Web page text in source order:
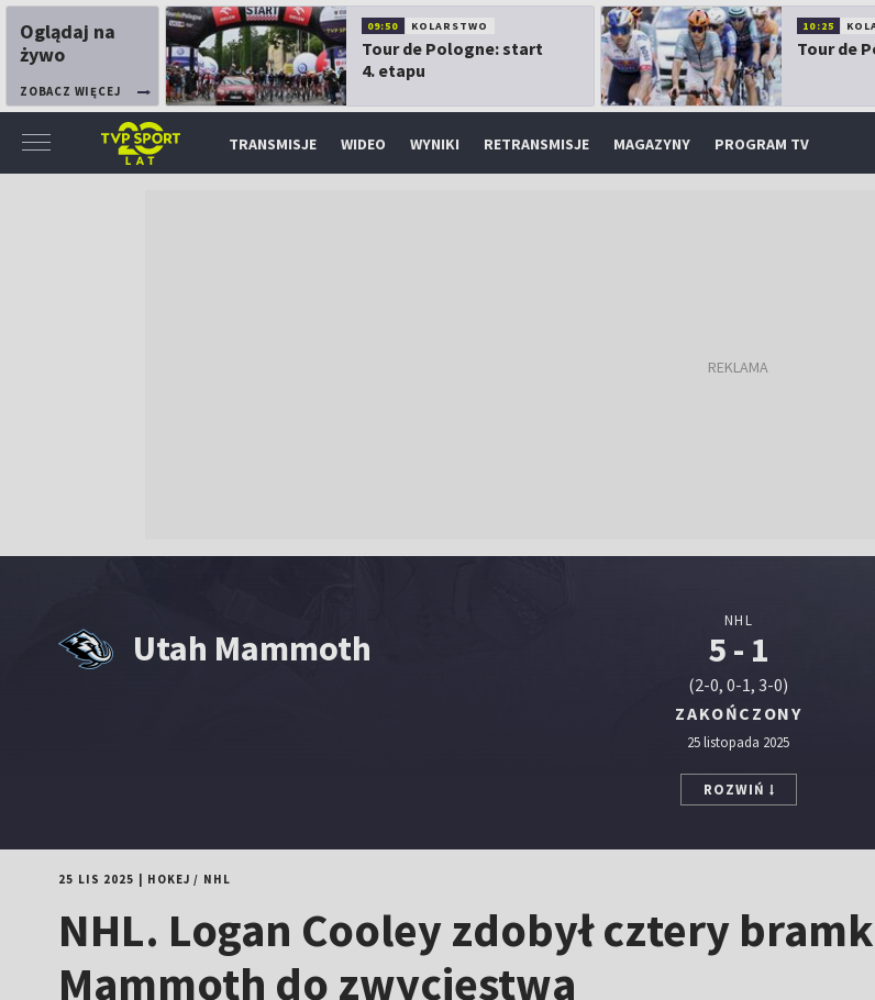
Oglądaj na
żywo
ZOBACZ WIĘCEJ
09:50 KOLARSTWO
Tour de Pologne: start
4. etapu
10:25
Tour de
TRANSMISJE WIDEO WYNIKI RETRANSMISJE MAGAZYNY PROGRAM TV
Utah Mammoth
NHL
5 - 1
(2-0, 0-1, 3-0)
ZAKOŃCZONY
25 listopada 2025
ROZWIŃ
25 LIS 2025 HOKEJ / NHL
NHL. Logan Cooley zdobył cztery
Mammoth do zwycięstwa